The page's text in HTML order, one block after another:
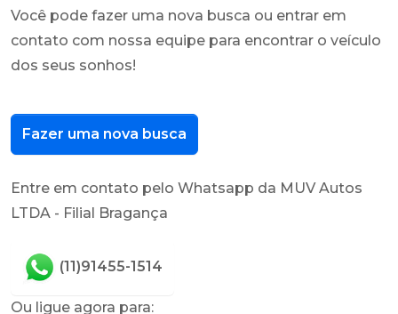
Você pode fazer uma nova busca ou entrar em
contato com nossa equipe para encontrar o veículo
dos seus sonhos!
Fazer uma nova busca
Entre em contato pelo Whatsapp da MUV Autos
LTDA - Filial Bragança
(11)91455-1514
Ou ligue agora para: